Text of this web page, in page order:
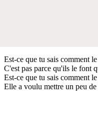
Est-ce que tu sais comment
C'est pas parce qu'ils le font
Est-ce que tu sais comment
Elle a voulu mettre un peu